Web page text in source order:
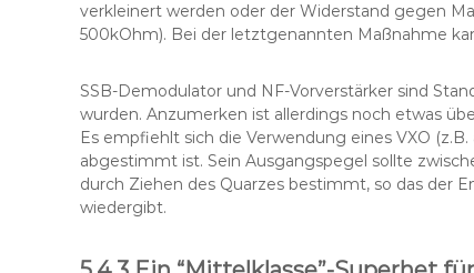
verkleinert werden oder der Widerstand gegen
500kOhm). Bei der letztgenannten Maßnahme
SSB-Demodulator und NF-Vorverstärker sind
wurden. Anzumerken ist allerdings noch etwas
Es empfiehlt sich die Verwendung eines VXO
abgestimmt ist. Sein Ausgangspegel sollte
durch Ziehen des Quarzes bestimmt, so das der
wiedergibt.